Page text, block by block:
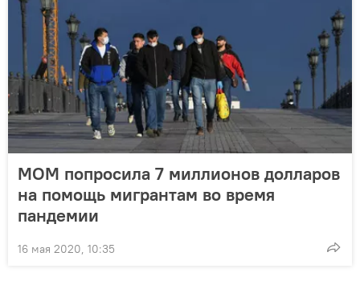
МОМ попросила 7 миллионов долларов
на помощь мигрантам во время
пандемии
16 мая 2020, 10:35